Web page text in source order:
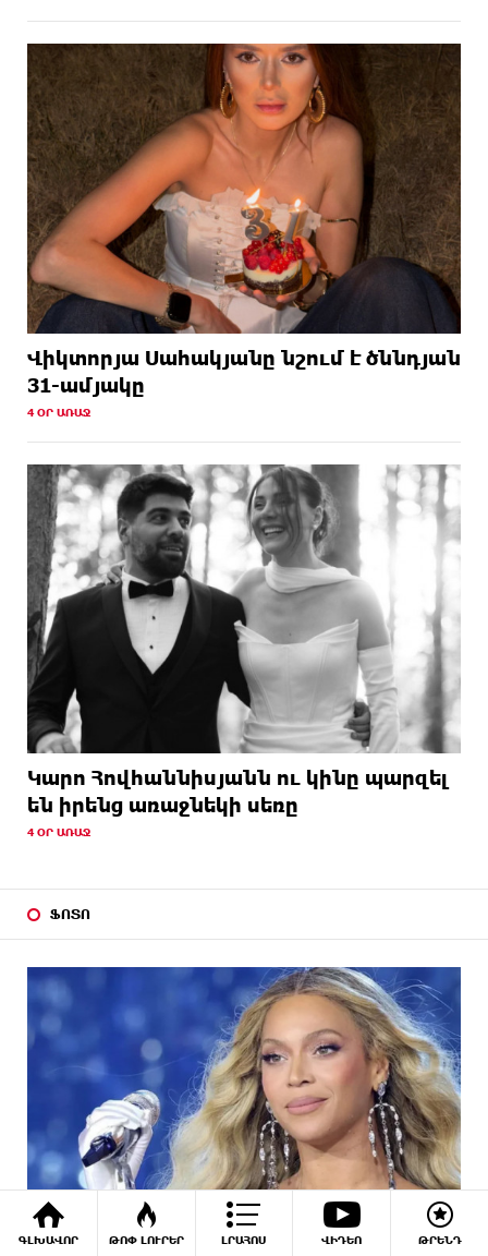
ԳԼԽԱՎՈՐ ԹՈՓ ԼՈՒՐԵՐ ԼՐԱՀՈՍ ՎԻԴԵՈ ԹՐԵՆԴ
Վիկտորյա Սահակյանը նշում է ծննդյան
31-ամյակը
4 ՕՐ ԱՌԱՋ
Կարո Հովհաննիսյանն ու կինը պարզել
են իրենց առաջնեկի սեռը
4 ՕՐ ԱՌԱՋ
ՖՈՏՈ